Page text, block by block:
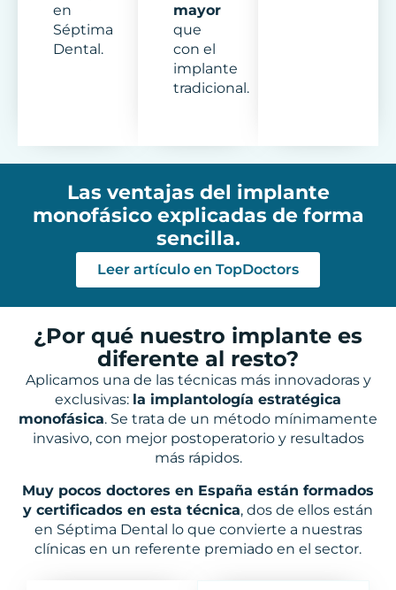
en
Séptima
Dental.
mayor
que
con el
implante
tradicional.
Las ventajas del implante
monofásico explicadas de forma
sencilla.
Leer artículo en TopDoctors
¿Por qué nuestro implante es
diferente al resto?
Aplicamos una de las técnicas más innovadoras y
exclusivas: la implantología estratégica
monofásica. Se trata de un método mínimamente
invasivo, con mejor postoperatorio y resultados
más rápidos.
Muy pocos doctores en España están formados
y certificados en esta técnica, dos de ellos están
en Séptima Dental lo que convierte a nuestras
clínicas en un referente premiado en el sector.